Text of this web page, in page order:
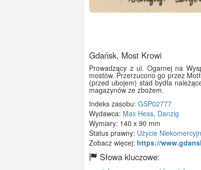
Gdańsk, Most Krowi
Prowadzący z ul. Ogarnej na
mostów. Przerzucono go przez
(przed ubojem) stad bydła
magazynów ze zbożem.
Indeks zasobu: GSP02777
Wydawca: Max Hess, Danzig
Wymiary: 140 x 90 mm
Status prawny: Użycie
Zobacz więcej: https://
Słowa kluczowe: